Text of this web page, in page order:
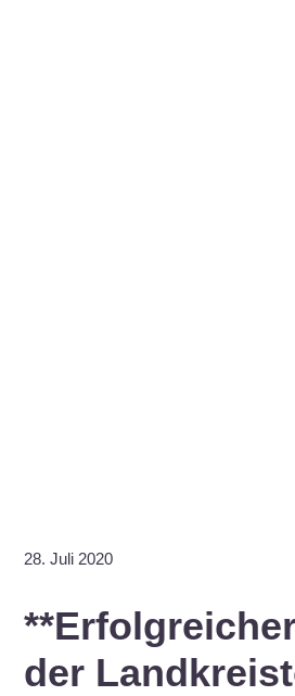
28. Juli 2020
der